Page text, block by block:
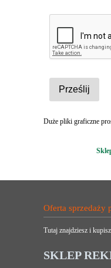
Duże pliki graficzne
Oferta sprzedaży
Tutaj znajdziesz i
SKLEP